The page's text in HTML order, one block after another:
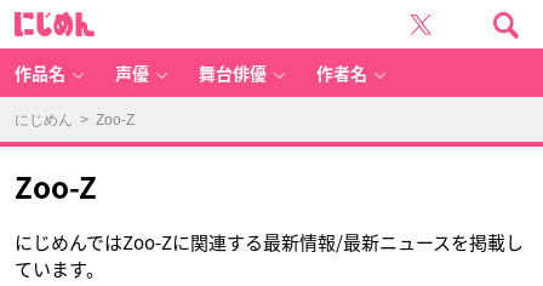
作品名 声優 舞台俳優 作者名
にじめん > Zoo-Z
Zoo-Z
にじめんではZoo-Zに関連する最新情報/最新ニュースを掲載し
ています。